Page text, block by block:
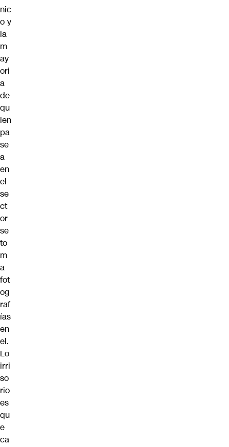
nic
o y
la
m
ay
ori
a
de
qu
ien
pa
se
a
en
el
se
ct
or
se
to
m
a
fot
og
raf
ías
en
el.
Lo
irri
so
rio
es
qu
e
ca